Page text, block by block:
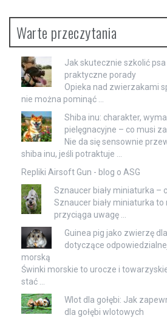
Warte przeczytania
Jak skutecznie szkolić
praktyczne porady
Opieka nad zwierzakami
nie można pominąć …
Shiba inu: charakter,
pielęgnacyjne – co musi
Nie da się sensownie
shiba inu, jeśli potraktuje …
Repliki Airsoft Gun - blog o ASG
Sznaucer biały miniaturka –
Sznaucer biały miniaturka
przyciąga uwagę …
Guinea pig jako zwierzę
dotyczące
morską
Świnki morskie to urocze i
stać …
Wlot dla gołębi: Jak
dla gołębi wlotowych